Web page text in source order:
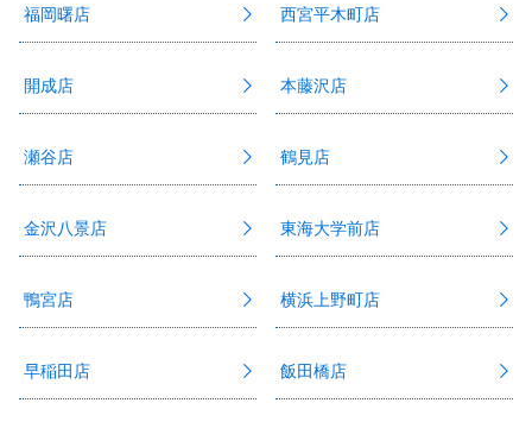
福岡曙店 西宮平木町店
開成店 本藤沢店
瀬谷店 鶴見店
金沢八景店 東海大学前店
鴨宮店 横浜上野町店
早稲田店 飯田橋店